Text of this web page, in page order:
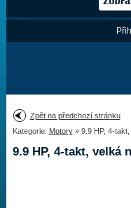
Provedení:
Výrobce:
Zpět na předchozí stránku
Kategorie: Motory» 9.9 HP, 4-takt,
9.9 HP, 4-takt, velká